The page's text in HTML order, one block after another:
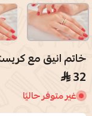
خاتم انيق مع
32
غير متوفر حاليًا